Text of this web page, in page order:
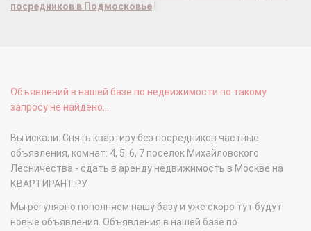
посредников в Подмосковье
Объявлений в нашей базе по недвижимости по такому
запросу не найдено...
Вы искали: Снять квартиру без посредников частные
объявления, комнат: 4, 5, 6, 7 поселок Михайловского
Лесничества - сдать в аренду недвижимость в Москве на
КВАРТИРАНТ.РУ
Мы регулярно пополняем нашу базу и уже скоро тут будут
новые объявления. Объявления в нашей базе по